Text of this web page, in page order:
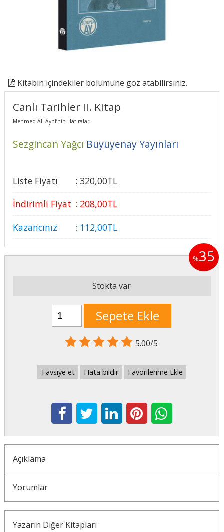
Kitabın içindekiler bölümüne göz atabilirsiniz.
Canlı Tarihler II. Kitap
Mehmed Ali Aynî’nin Hatıraları
Sezgincan Yağcı Büyüyenay Yayınları
Liste Fiyatı : 320,00TL
İndirimli Fiyat : 208,00TL
Kazancınız
: 112,00TL
%35
Stokta var
Sepete Ekle
5.00/5
Tavsiye et Hata bildir Favorilerime Ekle
Açıklama
Yorumlar
Yazarın Diğer Kitapları